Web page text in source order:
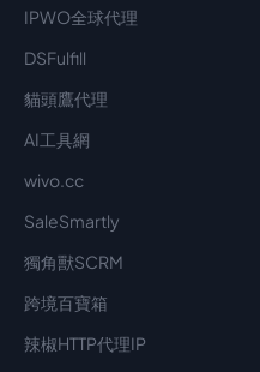
IPWO全球代理
DSFulfill
貓頭鷹代理
AI工具網
wivo.cc
SaleSmartly
獨角獸SCRM
跨境百寶箱
辣椒HTTP代理IP